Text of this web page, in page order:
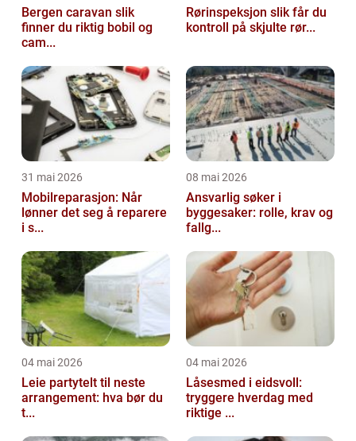
Bergen caravan slik
finner du riktig bobil og
cam...
Rørinspeksjon slik får du
kontroll på skjulte rør...
31 mai 2026
Mobilreparasjon: Når
lønner det seg å reparere
i s...
08 mai 2026
Ansvarlig søker i
byggesaker: rolle, krav og
fallg...
04 mai 2026
Leie partytelt til neste
arrangement: hva bør du
t...
04 mai 2026
Låsesmed i eidsvoll:
tryggere hverdag med
riktige ...